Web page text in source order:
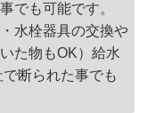
でも可能です。
水栓器具の交換や
た物もOK）給水
断られた事でも